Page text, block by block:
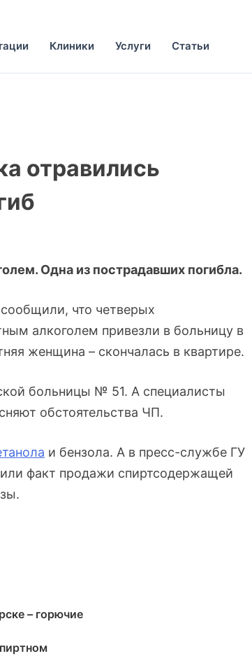
Клиники Услуги Статьи
отравились
Одна из пострадавших погибла.
что четверых
алкоголем привезли в больницу в
женщина – скончалась в квартире.
больницы № 51. А специалисты
обстоятельства ЧП.
и бензола. А в пресс-службе ГУ
факт продажи спиртсодержащей
– горючие